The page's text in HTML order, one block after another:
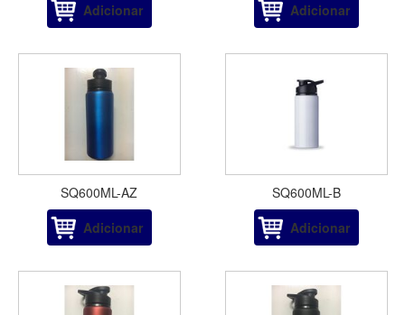
Adicionar
Adicionar
SQ600ML-AZ
Adicionar
SQ600ML-B
Adicionar